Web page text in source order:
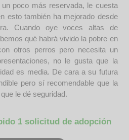
poco más reservada, le cuesta
esto también ha mejorado desde
Cuando oye voces altas de
qué habrá vivido la pobre en
otros perros pero necesita un
no le gusta que la
es media. De cara a su futura
pero sí recomendable que la
le dé seguridad.
1 solicitud de adopción